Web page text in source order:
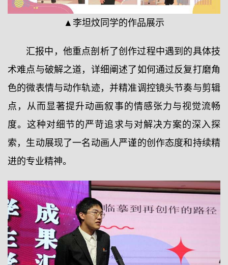
▲李坦炆同学的作品展示
汇报中，他重点剖析了创作过程中遇到的具体技
术难点与破解之道，详细阐述了如何通过反复打磨角
色的微表情与动作轨迹，并精准调控镜头节奏与剪辑
点，从而显著提升动画叙事的情感张力与视觉流畅
度。这种对细节的严苛追求与对解决方案的深入探
索，生动展现了一名动画人严谨的创作态度和持续精
进的专业精神。